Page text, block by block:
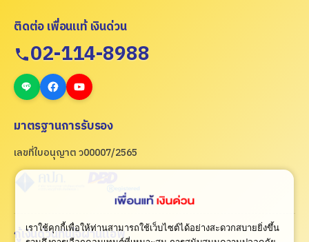
ติดต่อ เพื่อนแท้ เงินด่วน
02-114-8988
มาตรฐานการรับรอง
เลขที่ใบอนุญาต ว00007/2565
กู้เงินด่วนทันใจผ่านแอพ
เราใช้คุกกี้เพื่อให้ท่านสามารถใช้เว็บไซต์ได้อย่างสะดวกสบายยิ่งขึ้น